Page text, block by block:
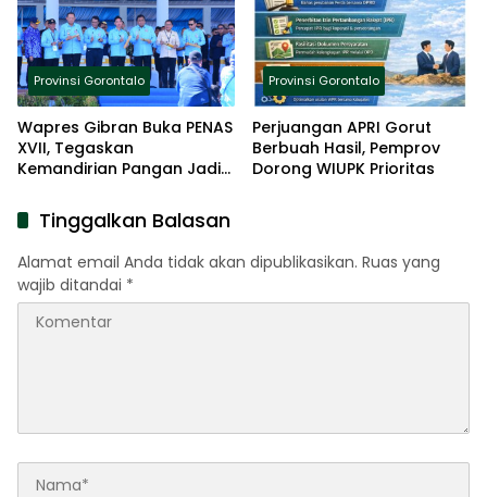
Provinsi Gorontalo
Wapres Gibran Buka PENAS
XVII, Tegaskan
Kemandirian Pangan Jadi
Provinsi Gorontalo
Perjuangan APRI Gorut
Berbuah Hasil, Pemprov
Dorong WIUPK Prioritas
Tinggalkan Balasan
Alamat email Anda tidak akan dipublikasikan. Ruas yang
wajib ditandai *